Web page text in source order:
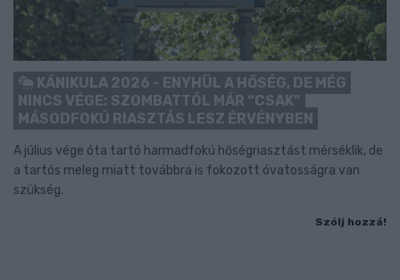
KÁNIKULA 2026 - ENYHÜL A HŐSÉG, DE MÉG
NINCS VÉGE: SZOMBATTÓL MÁR “CSAK”
MÁSODFOKÚ RIASZTÁS LESZ ÉRVÉNYBEN
A július vége óta tartó harmadfokú hőségriasztást mérséklik, de
a tartós meleg miatt továbbra is fokozott óvatosságra van
szükség.
Szólj hozzá!